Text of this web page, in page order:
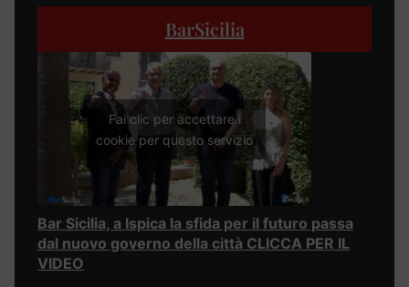
BarSicilia
Fai clic per accettare i
cookie per questo servizio
Bar Sicilia, a Ispica la sfida per il futuro passa
dal nuovo governo della città CLICCA PER IL
VIDEO